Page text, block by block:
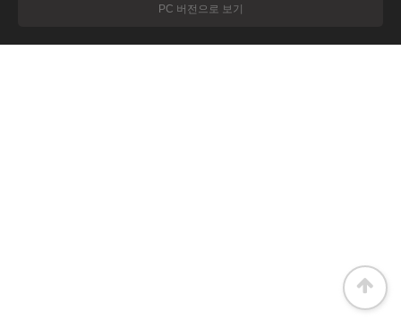
PC 버전으로 보기